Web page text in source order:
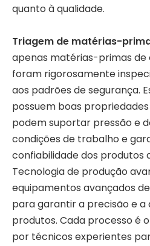
quanto à qualidade.
Triagem de matérias-
apenas matérias-primas de
foram rigorosamente
aos padrões de segurança.
possuem boas
podem suportar pressão e
condições de trabalho e
confiabilidade dos produtos
Tecnologia de produção
equipamentos avançados
para garantir a precisão e a
produtos. Cada processo é
por técnicos experientes